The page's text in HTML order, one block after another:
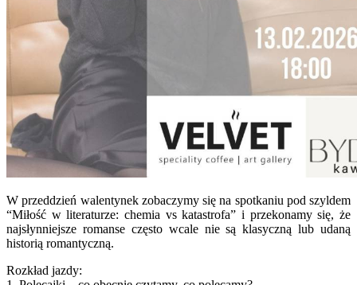
W przeddzień walentynek zobaczymy się na spotkaniu pod szyldem
“Miłość w literaturze: chemia vs katastrofa” i przekonamy się, że
najsłynniejsze romanse często wcale nie są klasyczną lub udaną
historią romantyczną.
Rozkład jazdy: